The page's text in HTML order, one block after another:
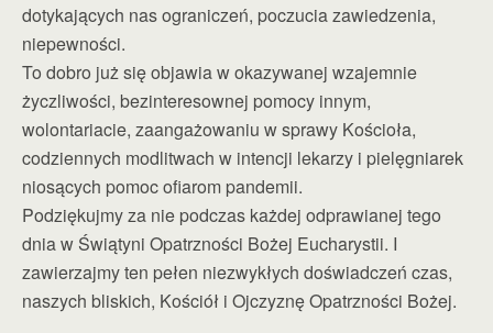
dotykających nas ograniczeń, poczucia zawiedzenia,
niepewności.
To dobro już się objawia w okazywanej wzajemnie
życzliwości, bezinteresownej pomocy innym,
wolontariacie, zaangażowaniu w sprawy Kościoła,
codziennych modlitwach w intencji lekarzy i pielęgniarek
niosących pomoc ofiarom pandemii.
Podziękujmy za nie podczas każdej odprawianej tego
dnia w Świątyni Opatrzności Bożej Eucharystii. I
zawierzajmy ten pełen niezwykłych doświadczeń czas,
naszych bliskich, Kościół i Ojczyznę Opatrzności Bożej.